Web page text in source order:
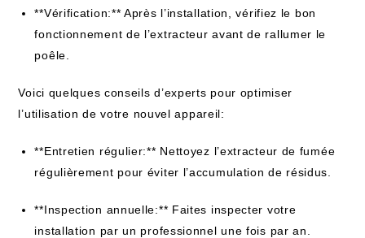
**Vérification:** Après l’installation, vérifiez le bon
fonctionnement de l’extracteur avant de rallumer le
poêle.
Voici quelques conseils d’experts pour optimiser
l’utilisation de votre nouvel appareil:
**Entretien régulier:** Nettoyez l’extracteur de fumée
régulièrement pour éviter l’accumulation de résidus.
**Inspection annuelle:** Faites inspecter votre
installation par un professionnel une fois par an.